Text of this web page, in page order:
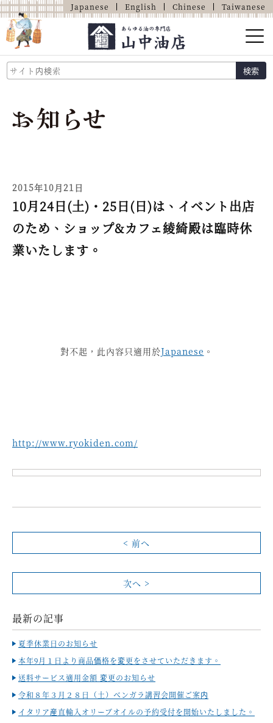
Japanese English Chinese Taiwanese
検索
山中油店的介紹
商品介紹
2015年10月21日
10月24日(土)・25日(日)は、イベント出店
のため、ショップ&カフェ綾綺殿は臨時休
業いたします。
對不起，此內容只適用於Japanese 。
http://www.ryokiden.com/
< 前へ
次へ >
最新の記事
夏季休業日のお知らせ
本年9月１日より商品価格を変更をさせていただきます。
送料サービス適用金額 変更のお知らせ
令和８年３月２８日（土）ベンガラ講習会開催ご案内
イタリア産直輸入オリーブオイルの予約受付を開始いたしました。